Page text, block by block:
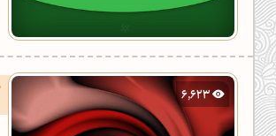
6,623